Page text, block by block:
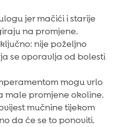
jer mačići i starije
na promjene.
nije poželjno
se oporavlja od bolesti
mogu vrlo
male promjene okoline.
mučnine tijekom
da će se to ponoviti.